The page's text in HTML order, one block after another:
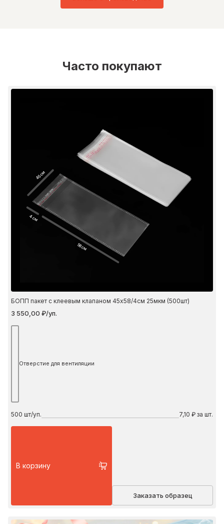
Часто покупают
45 см
4 см
58 см
БОПП пакет с клеевым клапаном 45х58/4см 25мкм (500шт)
3 550,00 ₽/уп.
Отверстие для вентиляции
500 шт/уп. 7,10 ₽ за шт.
В корзину
Заказать образец